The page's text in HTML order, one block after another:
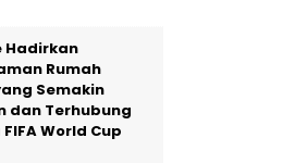
Hadirkan
Rumah
Semakin
dan Terhubung
World Cup